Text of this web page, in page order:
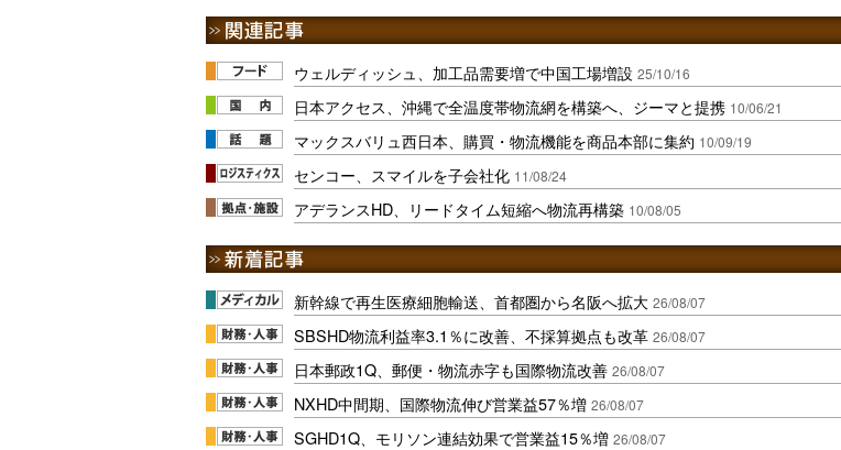
ウェルディッシュ、加工品需要増で中国工場増設 25/10/16
日本アクセス、沖縄で全温度帯物流網を構築へ、ジーマと提携 10/06/21
マックスバリュ西日本、購買・物流機能を商品本部に集約 10/09/19
センコー、スマイルを子会社化 11/08/24
アデランスHD、リードタイム短縮へ物流再構築 10/08/05
新幹線で再生医療細胞輸送、首都圏から名阪へ拡大 26/08/07
SBSHD物流利益率3.1％に改善、不採算拠点も改革 26/08/07
日本郵政1Q、郵便・物流赤字も国際物流改善 26/08/07
NXHD中間期、国際物流伸び営業益57％増 26/08/07
SGHD1Q、モリソン連結効果で営業益15％増 26/08/07